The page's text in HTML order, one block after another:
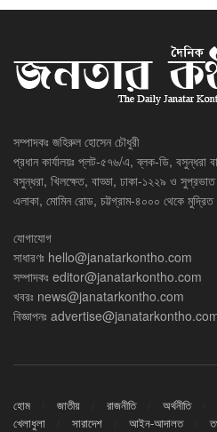
সম্পাদকঃ জহিরুল হোসেন চৌধুরী
প্রধান কার্যালয়ঃ প্লট-৫৭৬/এ, ব্লক-ডি, বসুন্ধরা
বসুন্ধরা, খিলক্ষেত, বাড্ডা, ঢাকা-১২২৯ ও সুপ্রভাত
এলাকা, মোমিন রোড, চট্টগ্রাম-৪০০০ থেকে
যোগাযোগ
সাধারণঃ hello@janatarkontho.com
সম্পাদকঃ editor@janatarkontho.com
খবরঃ news@janatarkontho.com
বিজ্ঞাপনঃ
হোম জাতীয় রাজনীতি অর্থনীতি
খেলাধুলা
সারাদেশ আইন-আদালত